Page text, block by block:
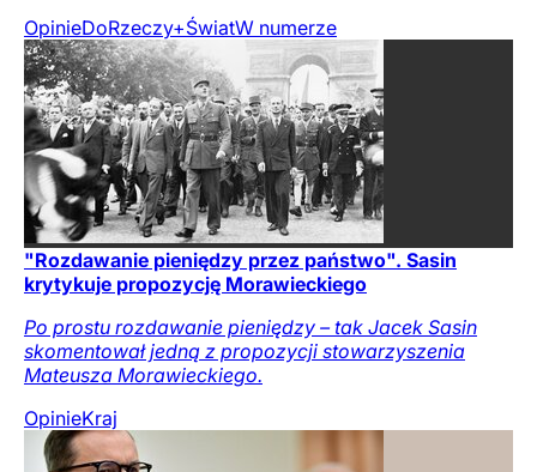
OpinieDoRzeczy+ŚwiatW numerze
"Rozdawanie pieniędzy przez państwo". Sasin
krytykuje propozycję Morawieckiego
Po prostu rozdawanie pieniędzy – tak Jacek Sasin
skomentował jedną z propozycji stowarzyszenia
Mateusza Morawieckiego.
OpinieKraj